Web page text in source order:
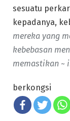
sesuatu
kepadanya,
mereka yang
kebebasan
memastikan ~
berkongsi